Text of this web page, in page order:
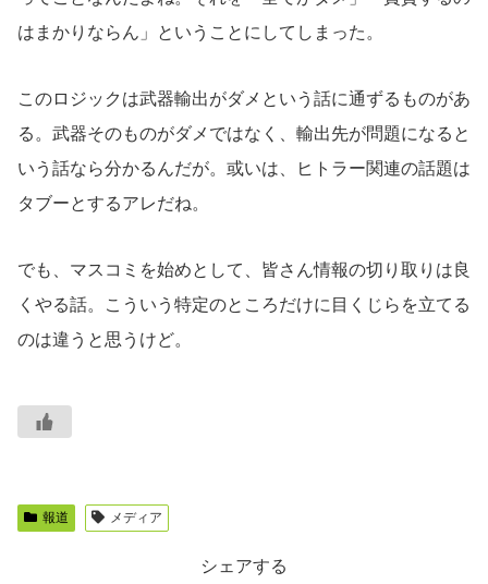
はまかりならん」ということにしてしまった。
このロジックは武器輸出がダメという話に通ずるものがあ
る。武器そのものがダメではなく、輸出先が問題になると
いう話なら分かるんだが。或いは、ヒトラー関連の話題は
タブーとするアレだね。
でも、マスコミを始めとして、皆さん情報の切り取りは良
くやる話。こういう特定のところだけに目くじらを立てる
のは違うと思うけど。
報道 メディア
シェアする